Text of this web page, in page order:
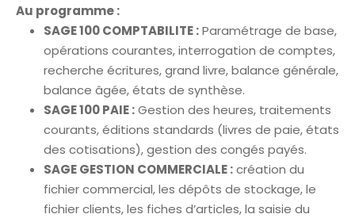
Au programme :
SAGE 100 COMPTABILITE :Paramétrage de base,
opérations courantes, interrogation de comptes,
recherche écritures, grand livre, balance générale,
balance âgée, états de synthèse.
SAGE 100 PAIE :Gestion des heures, traitements
courants, éditions standards (livres de paie, états
des cotisations), gestion des congés payés.
SAGE GESTION COMMERCIALE :création du
fichier commercial, les dépôts de stockage, le
fichier clients, les fiches d’articles, la saisie du